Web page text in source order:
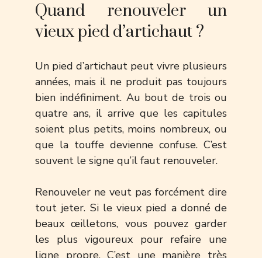
Quand renouveler un
vieux pied d’artichaut ?
Un pied d’artichaut peut vivre plusieurs
années, mais il ne produit pas toujours
bien indéfiniment. Au bout de trois ou
quatre ans, il arrive que les capitules
soient plus petits, moins nombreux, ou
que la touffe devienne confuse. C’est
souvent le signe qu’il faut renouveler.
Renouveler ne veut pas forcément dire
tout jeter. Si le vieux pied a donné de
beaux œilletons, vous pouvez garder
les plus vigoureux pour refaire une